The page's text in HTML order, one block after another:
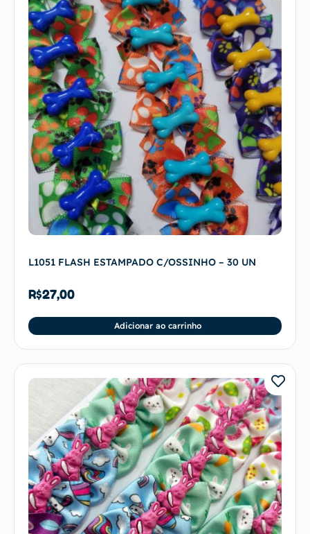
L1051 FLASH ESTAMPADO C/OSSINHO – 30 UN
R$27,00
Adicionar ao carrinho